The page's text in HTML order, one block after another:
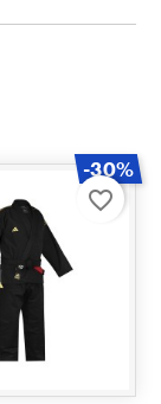
-30%
favorite_border